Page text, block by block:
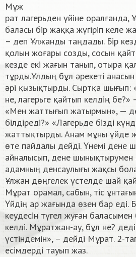
Мұж
рат лагерьден үйіне оралғанда,
баласы бір жаққа жүгіріп келе
– деп Ұлжанды таңдады. Бір
қолын жоғары созды, сосын
кезде екі жағын танып, отыра
тұрды.Ұлдың бұл әрекеті
әрі қызықтырды. Сыртқа шығып:
не, лагерьге қайтып келдің
«Мен жаттығып жатырмын», —
білдіреді?» «Лагерьде бізді
жаттықтырды. Анам мұны үйде
өте пайдалы дейді. Үнемі дене
айналысып, дене шынықтырумен
адамның денсаулығы жақсы
Ұлжан дөңгелек үстелде шай
Мұрат орамал, сабын, тіс
Үйдің ар жағында өзен бар еді.
кеудесін түгел жуған баласымен
келді. Мұратжан-ау, бұл не?
үстіндемін», – дейді Мұрат. 2-
есімдерді тауып жаз. ​